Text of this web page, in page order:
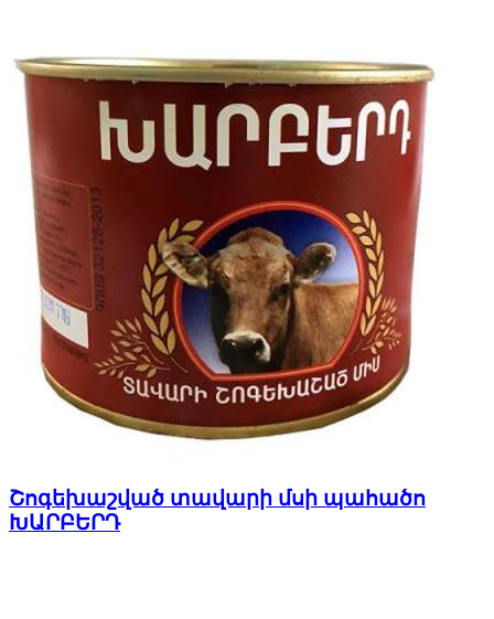
Շոգեխաշված տավարի մսի պահածո
ԽԱՐԲԵՐԴ